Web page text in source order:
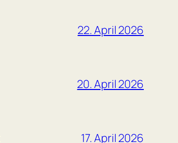
22. April 2026
20. April 2026
17. April 2026